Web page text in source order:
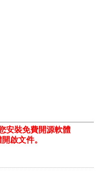
安裝免費開源軟體
啟文件。